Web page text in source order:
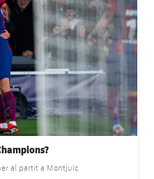
al partit a Montjuïc